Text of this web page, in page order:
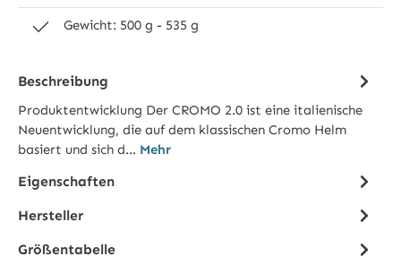
Gewicht: 500 g - 535 g
Beschreibung
Produktentwicklung Der CROMO 2.0 ist eine italienische
Neuentwicklung, die auf dem klassischen Cromo Helm
basiert und sich d… Mehr
Eigenschaften
Hersteller
Größentabelle